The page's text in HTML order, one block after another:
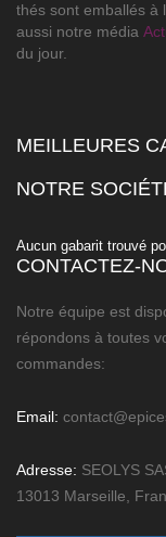
thés sont emballés à
aussi notre média
du jour.
MEILLEURES
NOTRE
Aucun gabarit trouvé
CONTACTEZ-
Notre équipe est
répondons à toutes
commandes:
Email:
Adresse: SEOLYS
13013 Marseille,